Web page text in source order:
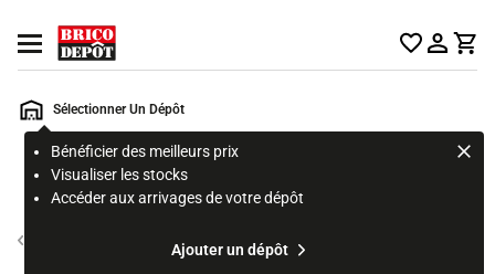
Ouvrir le menu
Sélectionner Un Dépôt
Bénéficier des meilleurs prix
Visualiser les stocks
Accéder aux arrivages de votre dépôt
Ajouter un dépôt
Rechercher
Tube et raccord multicouche